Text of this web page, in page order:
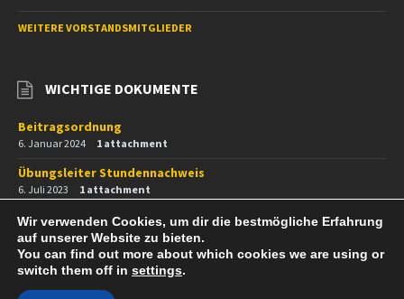
WEITERE VORSTANDSMITGLIEDER
WICHTIGE DOKUMENTE
Beitragsordnung
6. Januar 2024 1 attachment
Übungsleiter Stundennachweis
6. Juli 2023 1 attachment
Jugendordnung
6. Februar 2023 1 attachment
Mitgliedsantrag
1 attachment
Wir verwenden Cookies, um dir die bestmögliche Erfahrung
auf unserer Website zu bieten.
You can find out more about which cookies we are using or
switch them off in settings.